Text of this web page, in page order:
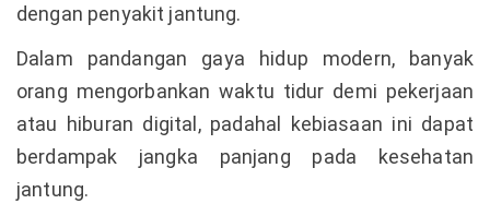
dengan penyakit jantung.
Dalam pandangan gaya hidup modern, banyak
orang mengorbankan waktu tidur demi pekerjaan
atau hiburan digital, padahal kebiasaan ini dapat
berdampak jangka panjang pada kesehatan
jantung.